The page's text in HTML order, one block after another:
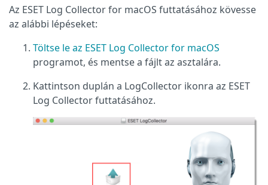
Az ESET Log Collector for macOS futtatásához kövesse
az alábbi lépéseket:
Töltse le az ESET Log Collector for macOS
programot, és mentse a fájlt az asztalára.
Kattintson duplán a LogCollector ikonra az ESET
Log Collector futtatásához.